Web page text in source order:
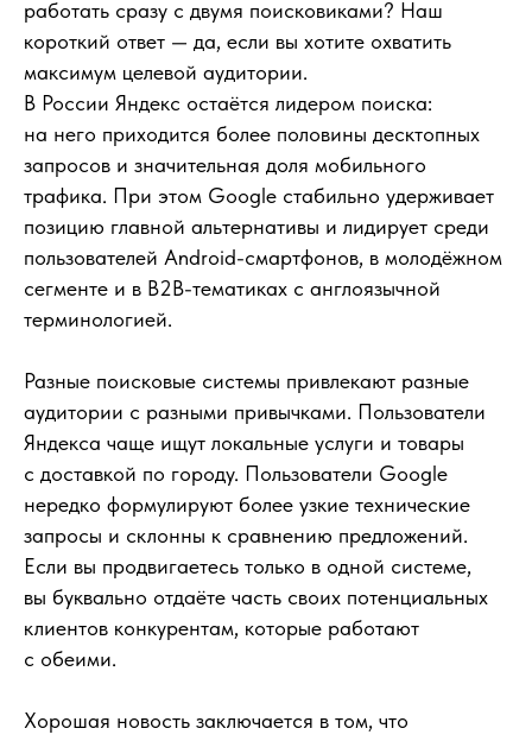
работать сразу с двумя поисковиками? Наш
короткий ответ — да, если вы хотите охватить
максимум целевой аудитории.
В России Яндекс остаётся лидером поиска:
на него приходится более половины десктопных
запросов и значительная доля мобильного
трафика. При этом Google стабильно удерживает
позицию главной альтернативы и лидирует среди
пользователей Android-смартфонов, в молодёжном
сегменте и в B2B-тематиках с англоязычной
терминологией.
Разные поисковые системы привлекают разные
аудитории с разными привычками. Пользователи
Яндекса чаще ищут локальные услуги и товары
с доставкой по городу. Пользователи Google
нередко формулируют более узкие технические
запросы и склонны к сравнению предложений.
Если вы продвигаетесь только в одной системе,
вы буквально отдаёте часть своих потенциальных
клиентов конкурентам, которые работают
с обеими.
Хорошая новость заключается в том, что